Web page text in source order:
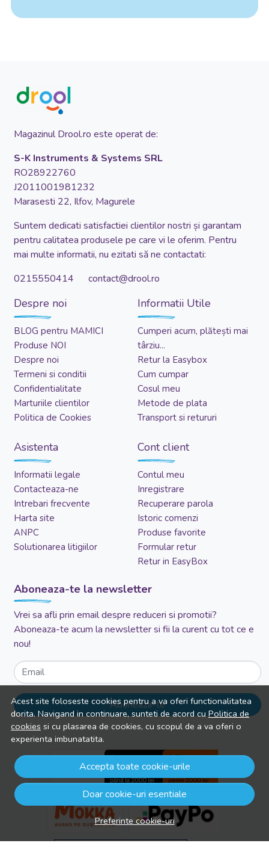
Acest site foloseste cookies pentru a va oferi functionalitatea
dorita. Navigand in continuare, sunteti de acord cuPolitica de
cookies si cu plasarea de cookies, cu scopul de a va oferi o
experienta imbunatatita.
Accepta toate cookie-urile
Doar cookie-uri esentiale
Preferinte cookie-uri
Magazinul Drool.ro este operat de:
S-K Instruments & Systems SRL
RO28922760
J2011001981232
Marasesti 22, Ilfov, Magurele
Suntem dedicati satisfactiei clientilor nostri și garantam
pentru calitatea produsele pe care vi le oferim. Pentru
mai multe informatii, nu ezitati să ne contactati:
0215550414 contact@drool.ro
Despre noi
BLOG pentru MAMICI
Produse NOI
Despre noi
Termeni si conditii
Confidentialitate
Marturiile clientilor
Politica de Cookies
Informatii Utile
Cumperi acum, plătești mai
târziu...
Retur la Easybox
Cum cumpar
Cosul meu
Metode de plata
Transport si retururi
Asistenta
Informatii legale
Contacteaza-ne
Intrebari frecvente
Harta site
ANPC
Solutionarea litigiilor
Cont client
Contul meu
Inregistrare
Recuperare parola
Istoric comenzi
Produse favorite
Formular retur
Retur in EasyBox
Aboneaza-te la newsletter
Vrei sa afli prin email despre reduceri si promotii?
Aboneaza-te acum la newsletter si fii la curent cu tot ce e
nou!
Email
Aboneaza-te